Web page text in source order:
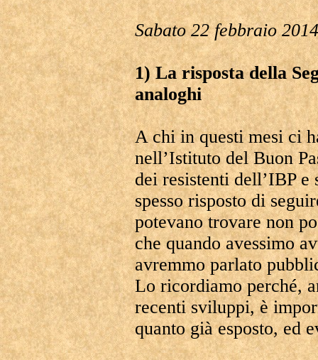
Sabato 22 febbraio
1) La risposta della
analoghi
A chi in questi mesi ci
nell’Istituto del Buon
dei resistenti dell’IBP
spesso risposto di
potevano trovare non
che quando avessimo
avremmo parlato
Lo ricordiamo perché,
recenti sviluppi, è
quanto già esposto, ed